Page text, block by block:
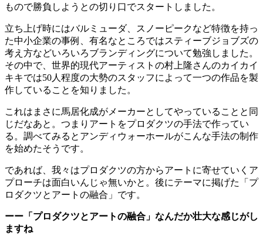
もので勝負しようとの切り口でスタートしました。
立ち上げ時にはバルミューダ、スノーピークなど特徴を持っ
た中小企業の事例、有名なところではスティーブジョブズの
考え方などいろいろブランディングについて勉強しました。
その中で、世界的現代アーティストの村上隆さんのカイカイ
キキでは50人程度の大勢のスタッフによって一つの作品を製
作していることを知りました。
これはまさに馬居化成がメーカーとしてやっていることと同
じだなあと。つまりアートをプロダクツの手法で作ってい
る。調べてみるとアンディウォーホールがこんな手法の制作
を始めたそうです。
であれば、我々はプロダクツの方からアートに寄せていくア
プローチは面白いんじゃ無いかと。後にテーマに掲げた「プ
ロダクツとアートの融合」です。
ーー「プロダクツとアートの融合」なんだか壮大な感じがし
ますね